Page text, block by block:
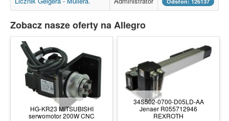
Zobacz nasze oferty na Allegro
HG-KR23 MITSUBISHI
serwomotor 200W CNC
34S502-0700-D05LD-AA
Jenaer R055712946
REXROTH